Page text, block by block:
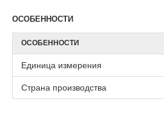
ОСОБЕННОСТИ
ОСОБЕННОСТИ
Единица измерения
Страна производства